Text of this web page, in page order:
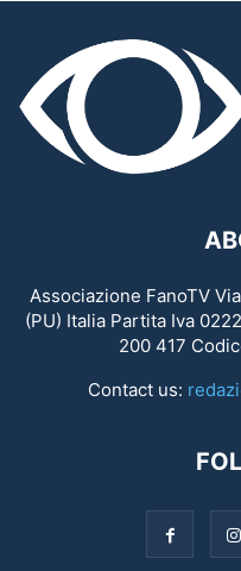
Associazione FanoTV
(PU) Italia Partita Iva
200 417
Contact us: